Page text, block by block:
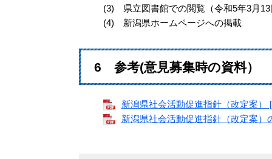
(3) 県立図書館での閲覧（令和5年3月13
(4) 新潟県ホームページへの掲載
6 参考(意見募集時の資料）
新潟県社会活動促進指針（改定案）
新潟県社会活動促進指針（改定案）